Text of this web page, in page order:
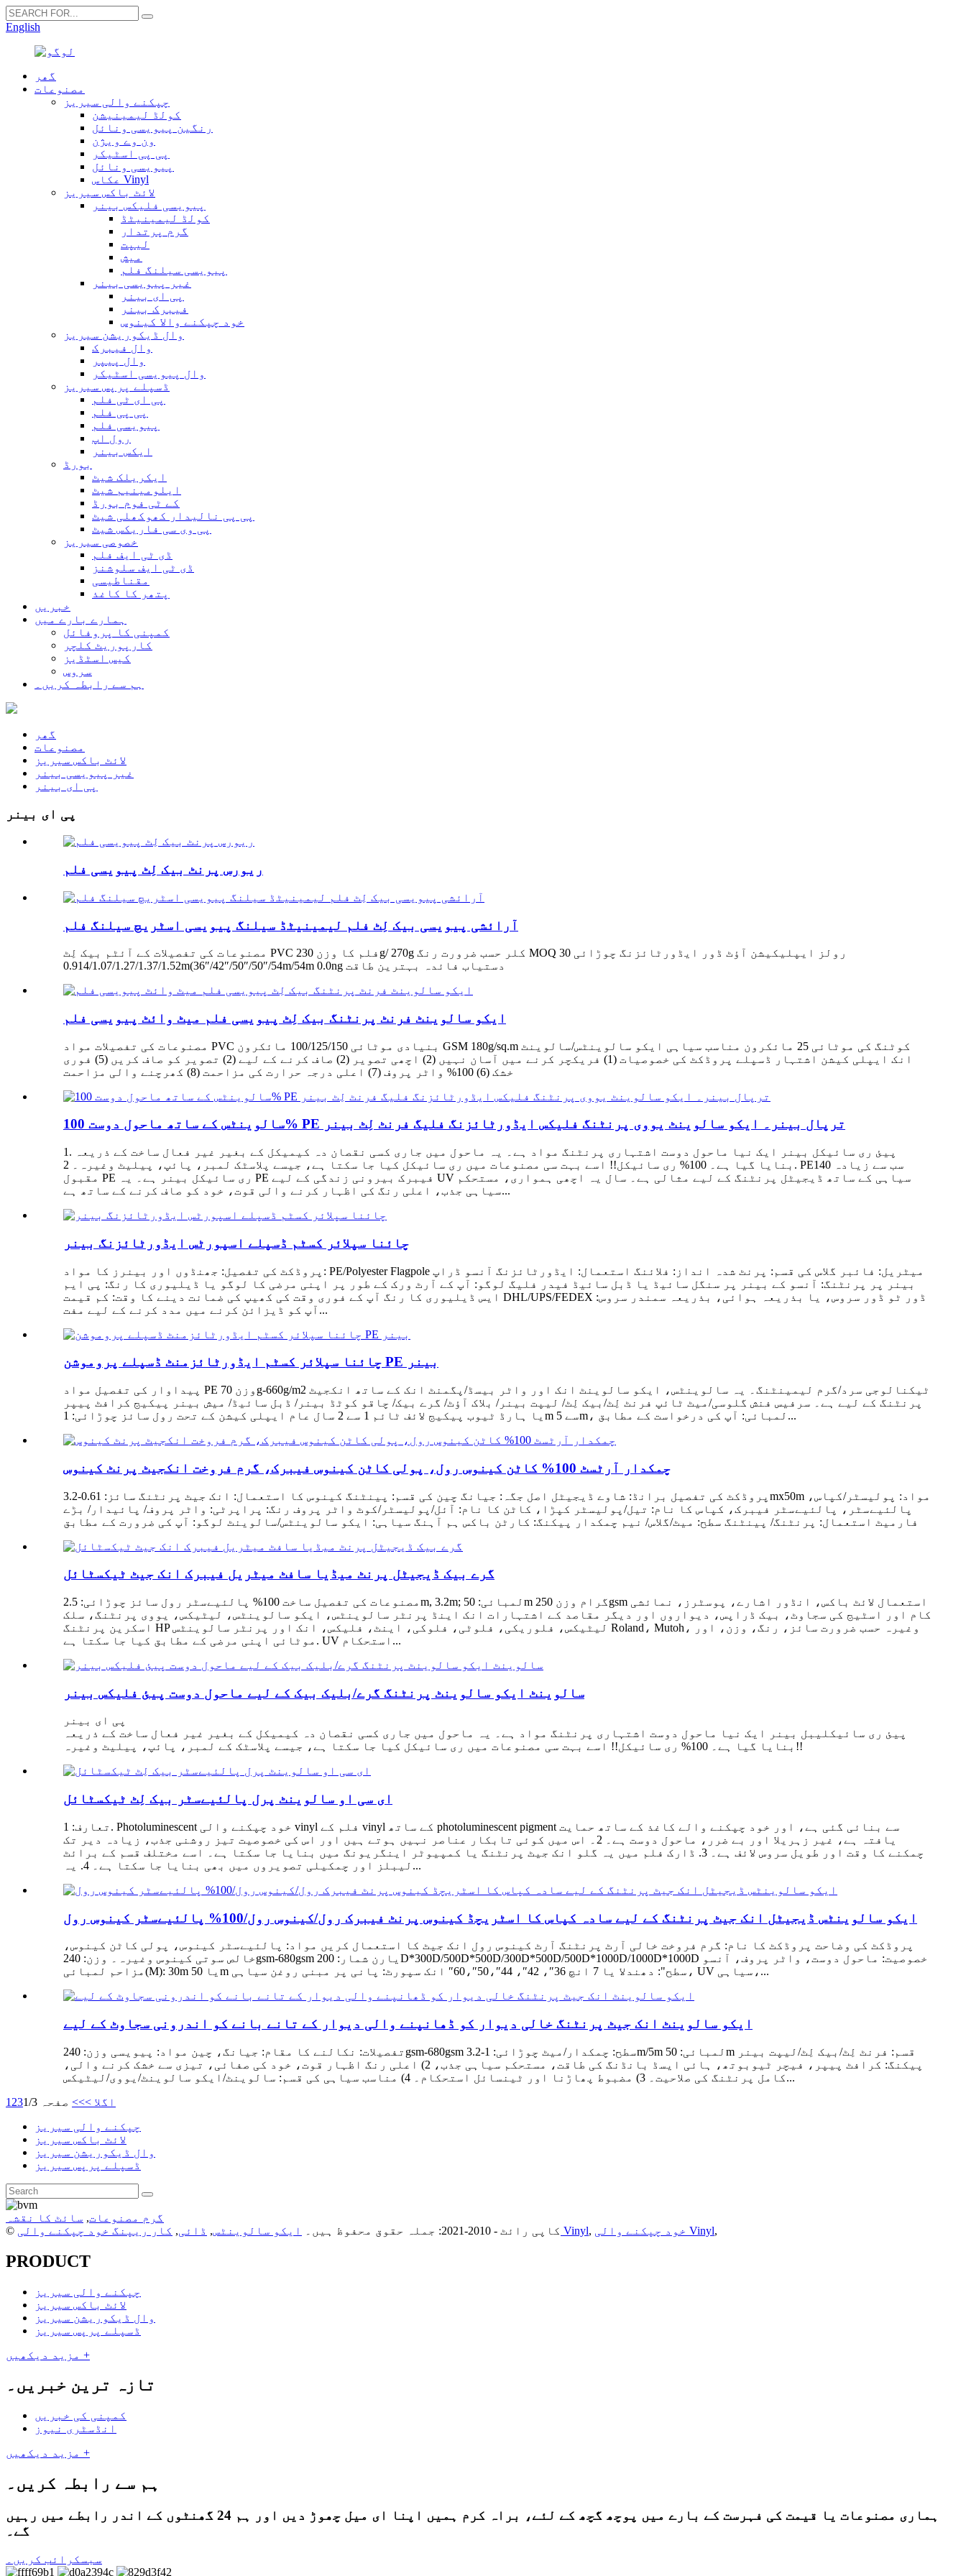
English
گھر
مصنوعات
چپکنے والی سیریز
کولڈ لیمینیشن
رنگین پیویسی ونائل
ون وے ویژن
پی پی اسٹیکر
پیویسی ونائل
عکاس Vinyl
لائٹ باکس سیریز
پیویسی فلیکس بینر
کولڈ لیمینیٹڈ
گرم پرتدار
لیپت
میش
پیویسی سیلنگ فلم
غیر پیویسی بینر
پی ای بینر
فیبرک بینر
خود چپکنے والا کینوس
وال ڈیکوریشن سیریز
وال فیبرک
وال پیپر
وال پیویسی اسٹیکر
ڈسپلے پرپس سیریز
پی ای ٹی فلم
پی پی فلم
پیویسی فلم
رول اپ
ایکس بینر
بورڈ
ایکریلک شیٹ
ایلومینیم شیٹ
کے ٹی فوم بورڈ
پی پی نالیدار کھوکھلی شیٹ
پی وی سی فاریکس شیٹ
خصوصی سیریز
ڈی ٹی ایف فلم
ڈی ٹی ایف سلوشنز
مقناطیسی
پتھر کا کاغذ
خبریں
ہمارے بارے میں
کمپنی کا پروفائل
کارپوریٹ کلچر
کیس اسٹڈیز
سروس
ہم سے رابطہ کریں۔
گھر
مصنوعات
لائٹ باکس سیریز
غیر پیویسی بینر
پی ای بینر
پی ای بینر
ریورس پرنٹ بیک لِٹ پیویسی فلم
آرائشی پیویسی بیک لِٹ فلم لیمینیٹڈ سیلنگ پیویسی اسٹریچ سیلنگ فلم
مصنوعات کی تفصیلات کے آئٹم بیک لِٹ PVC فلم کا وزن 230g/ 270g کلر حسب ضرورت رنگ MOQ 30 رولز ایپلیکیشن آؤٹ ڈور ایڈورٹائزنگ چوڑائی
0.914/1.07/1.27/1.37/1.52m(36″/42″/50″/50″/54m/54m 0.0ng دستیاب فائدہ بہترین طاقت
ایکو سالوینٹ فرنٹ پرنٹنگ بیک لِٹ پیویسی فلم میٹ وائٹ پیویسی فلم
مصنوعات کی تفصیلات مواد PVC بنیادی موٹائی 100/125/150 مائکرون GSM 180g/sq.m کوٹنگ کی موٹائی 25 مائکرون مناسب سیاہی ایکو سالوینٹس/سالوینٹ
انک ایپلی کیشن اشتہار ڈسپلے پروڈکٹ کی خصوصیات (1) فریکچر کرنے میں آسان نہیں (2) اچھی تصویر (2) صاف کرنے کے لیے (2) تصویر کو صاف کریں (5) فوری
خشک (6) 100% واٹر پروف (7) اعلی درجہ حرارت کی مزاحمت (8) کھرچنے والی مزاحمت
سالوینٹس کے ساتھ ماحول دوست 100% PE ترپال بینر۔ ایکو سالوینٹ یووی پرنٹنگ فلیکس ایڈورٹائزنگ فلیگ فرنٹ لِٹ بینر
1. پیئ ری سائیکل بینر ایک نیا ماحول دوست اشتہاری پرنٹنگ مواد ہے۔ یہ ماحول میں جاری کسی نقصان دہ کیمیکل کے بغیر غیر فعال ساخت کے ذریعہ
بنایا گیا ہے۔ 100% ری سائیکل!! اسے بہت سی مصنوعات میں ری سائیکل کیا جا سکتا ہے، جیسے پلاسٹک لمبر، پائپ، پیلیٹ وغیرہ۔ 2. PE140 سب سے زیادہ
مقبول PE ری سائیکل بینر ہے۔ یہ PE فیبرک بیرونی زندگی کے لیے UV سیاہی کے ساتھ ڈیجیٹل پرنٹنگ کے لیے مثالی ہے۔ سال یہ اچھی ہمواری، مستحکم
سیاہی جذب، اعلی رنگ کی اظہار کرنے والی قوت، خود کو صاف کرنے کے ساتھ ہے...
چائنا سپلائر کسٹم ڈسپلے اسپورٹس ایڈورٹائزنگ بینر
پروڈکٹ کی تفصیل: جھنڈوں اور بینرز کا مواد: PE/Polyester Flagpole میٹریل: فائبر گلاس کی قسم: پرنٹ شدہ انداز: فلائنگ استعمال: ایڈورٹائزنگ آنسو ڈراپ
بینر پر پرنٹنگ: آنسو کے بینر پر سنگل سائیڈ یا ڈبل ​​سائیڈ فیدر فلیگ لوگو: آپ کے آرٹ ورک کے طور پر اپنی مرضی کا لوگو یا ڈیلیوری کا رنگ: پی ایم
ایس ڈیلیوری کا رنگ آپ کے فوری وقت کی کھیپ کی ضمانت دینے کا وقت: کم قیمت DHL/UPS/FEDEX ڈور ٹو ڈور سروس، یا بذریعہ ہوائی، بذریعہ سمندر سروس:
آپ کو ڈیزائن کرنے میں مدد کرنے کے لیے مفت...
چائنا سپلائر کسٹم ایڈورٹائزمنٹ ڈسپلے پروموشن PE بینر
پیداوار کی تفصیل مواد PE وزن 70g-660g/m2 ٹیکنالوجی سرد/گرم لیمینٹنگ۔ یہ سالوینٹس، ایکو سالوینٹ انک اور واٹر بیسڈ/پگمنٹ انک کے ساتھ انکجیٹ
پرنٹنگ کے لیے ہے۔ سرفیس فنش گلوسی/میٹ ٹائپ فرنٹ لِٹ/بیک لِٹ/ لیپت بینر/ بلاک آؤٹ/ گرے بیک/ چاقو کوٹڈ بینر/ ڈبل سائیڈ/ میش بینر پیکیج کرافٹ پیپر
یا ہارڈ ٹیوب پیکیج لائف ٹائم 1 سے 2 سال عام ایپلی کیشن کے تحت رول سائز چوڑائی: 1m سے 5m، لمبائی: آپ کی درخواست کے مطابق...
چمکدار آرٹسٹ 100% کاٹن کینوس رول، پولی کاٹن کینوس فیبرک، گرم فروخت انکجیٹ پرنٹ کینوس
پروڈکٹ کی تفصیل برانڈ: شاوے ڈیجیٹل اصل جگہ: جیانگ چین کی قسم: پینٹنگ کینوس کا استعمال: انک جیٹ پرنٹنگ سائز: 0.61-3.2mx50m مواد: پولیسٹر/کپاس،
پالئیےسٹر، پالئیےسٹر فیبرک، کپاس کا نام: تیل/پولیسٹر کپڑا، کاٹن کا نام: آئل/پولیسٹر/کوٹ واٹر پروف رنگ: پراپرٹی: واٹر پروف/ پائیدار/ بڑے
فارمیٹ استعمال: پرنٹنگ/ پینٹنگ سطح: میٹ/گلاس/ نیم چمکدار پیکنگ: کارٹن باکس ہم آہنگ سیاہی: ایکو سالوینٹس/سالوینٹ لوگو: آپ کی ضرورت کے مطابق
گرے بیک ڈیجیٹل پرنٹ میڈیا سافٹ میٹریل فیبرک انک جیٹ ٹیکسٹائل
مصنوعات کی تفصیل ساخت 100% پالئیےسٹر رول سائز چوڑائی: 2.5m, 3.2m; لمبائی: 50m گرام وزن 250gsm استعمال لائٹ باکس، انڈور اشارے، پوسٹرز، نمائشی
کام اور اسٹیج کی سجاوٹ، بیک ڈراپس، دیواروں اور دیگر مقاصد کے اشتہارات انک اینڈ پرنٹر سالوینٹس، ایکو سالوینٹس، لیٹیکس، یووی پرنٹنگ، سلک
اسکرین پرنٹنگ HP لیٹیکس، فلوریکی، فلوٹی، فلوکی، اینٹ، فلیکس، انک اور پرنٹر سالوینٹس Roland، Mutoh، وغیرہ حسب ضرورت سائز، رنگ، وزن، اور
موٹائی اپنی مرضی کے مطابق کیا جا سکتا ہے. UV استحکام...
سالوینٹ ایکو سالوینٹ پرنٹنگ گرے/بلیک بیک کے لیے ماحول دوست پیئ فلیکس بینر
پی ای بینر
پیئ ری سائیکلیبل بینر ایک نیا ماحول دوست اشتہاری پرنٹنگ مواد ہے۔ یہ ماحول میں جاری کسی نقصان دہ کیمیکل کے بغیر غیر فعال ساخت کے ذریعہ
بنایا گیا ہے۔ 100% ری سائیکل!! اسے بہت سی مصنوعات میں ری سائیکل کیا جا سکتا ہے، جیسے پلاسٹک کے لمبر، پائپ، پیلیٹ وغیرہ!!
ای سی او سالوینٹ پرل پالئیےسٹر بیک لِٹ ٹیکسٹائل
تعارف: 1. Photoluminescent خود چپکنے والی vinyl فلم کے vinyl کے ساتھ photoluminescent pigment سے بنائی گئی ہے، اور خود چپکنے والے کاغذ کے ساتھ حمایت
یافتہ ہے، غیر زہریلا اور بے ضرر، ماحول دوست ہے۔ 2۔ اس میں کوئی تابکار عناصر نہیں ہوتے ہیں اور اس کی خصوصیت تیز روشنی جذب، زیادہ دیر تک
چمکنے کا وقت اور طویل سروس لائف ہے۔ 3. ڈارک فلم میں یہ گلو انک جیٹ پرنٹنگ یا کمپیوٹر اینگریونگ میں بنایا جا سکتا ہے۔ اسے مختلف قسم کے برائٹ
لیبلز اور چمکیلی تصویروں میں بھی بنایا جا سکتا ہے۔ 4. یہ...
ایکو سالوینٹس ڈیجیٹل انک جیٹ پرنٹنگ کے لیے سادہ کپاس کا اسٹریچڈ کینوس پرنٹ فیبرک رول/کینوس رول/100% پالئیےسٹر کینوس رول
پروڈکٹ کی وضاحت پروڈکٹ کا نام: گرم فروخت خالی آرٹ پرنٹنگ آرٹ کینوس رول انک جیٹ کا استعمال کریں مواد: پالئیےسٹر کینوس، پولی کاٹن کینوس،
خالص سوتی کینوس وغیرہ۔ وزن: 240gsm-680gsm یارن شمار: 200D*300D/500D*500D/300D*500D/500D*1000D/1000D*1000D خصوصیت: ماحول دوست، واٹر پروف، آنسو
مزاحم لمبائی(M): 30m یا 50m سطح": دھندلا یا 7 انچ 36″، 42″، 44″،50″،60″ انک سپورٹ: پانی پر مبنی روغن سیاہی، UV سیاہی،...
ایکو سالوینٹ انک جیٹ پرنٹنگ خالی دیوار کو ڈھانپنے والی دیوار کے تانے بانے کو اندرونی سجاوٹ کے لیے
تفصیلات: نکالنے کا مقام: جیانگ، چین مواد: پیویسی وزن: 240gsm-680gsm سطح: چمکدار/میٹ چوڑائی: 1-3.2m/5m لمبائی: 50m قسم: فرنٹ لِٹ/بیک لِٹ/لیپت بینر
پیکنگ: کرافٹ پیپر، فیچر ٹیوبوتھ، ہائی ایسڈ بانڈنگ کی طاقت، مستحکم سیاہی جذب، 2) اعلی رنگ اظہار قوت، خود کی صفائی، تیزی سے خشک کرنے والی،
کامل پرنٹنگ کی صلاحیت۔ 3) مضبوط پھاڑنا اور ٹینسائل استحکام۔ 4) مناسب سیاہی کی قسم: سالوینٹ/ایکو سالوینٹ/یووی/لیٹیکس...
1 23 اگلا >>> صفحہ 1/3
چپکنے والی سیریز
لائٹ باکس سیریز
وال ڈیکوریشن سیریز
ڈسپلے پرپس سیریز
گرم مصنوعات, سائٹ کا نقشہ
© کاپی رائٹ - 2010-2021: جملہ حقوق محفوظ ہیں۔
ایکو سالوینٹس, ڈائی, کار ریپنگ خود چپکنے والی Vinyl, خود چپکنے والی Vinyl,
PRODUCT
چپکنے والی سیریز
لائٹ باکس سیریز
وال ڈیکوریشن سیریز
ڈسپلے پرپس سیریز
مزید دیکھیں +
تازہ ترین خبریں۔
کمپنی کی خبریں
انڈسٹری نیوز
مزید دیکھیں +
ہم سے رابطہ کریں۔
ہماری مصنوعات یا قیمت کی فہرست کے بارے میں پوچھ گچھ کے لئے، براہ کرم ہمیں اپنا ای میل چھوڑ دیں اور ہم 24 گھنٹوں کے اندر رابطے میں رہیں
گے۔
سبسکرائب کریں۔